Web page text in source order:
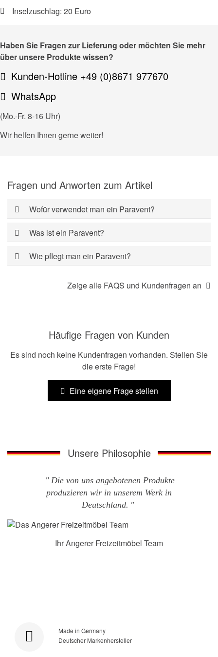
Inselzuschlag: 20 Euro
Haben Sie Fragen zur Lieferung oder möchten Sie mehr
über unsere Produkte wissen?
Kunden-Hotline +49 (0)8671 977670
WhatsApp
(Mo.-Fr. 8-16 Uhr)
Wir helfen Ihnen gerne weiter!
Fragen und Anworten zum Artikel
Wofür verwendet man ein Paravent?
Was ist ein Paravent?
Wie pflegt man ein Paravent?
Zeige alle FAQS und Kundenfragen an
Häufige Fragen von Kunden
Es sind noch keine Kundenfragen vorhanden. Stellen Sie
die erste Frage!
Eine eigene Frage stellen
Unsere Philosophie
Die von uns angebotenen Produkte
produzieren wir in unserem Werk in
Deutschland.
Ihr Angerer Freizeitmöbel Team
Made in Germany
Deutscher Markenhersteller